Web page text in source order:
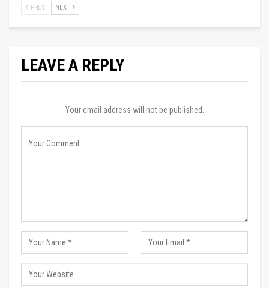
PREV NEXT
LEAVE A REPLY
Your email address will not be published.